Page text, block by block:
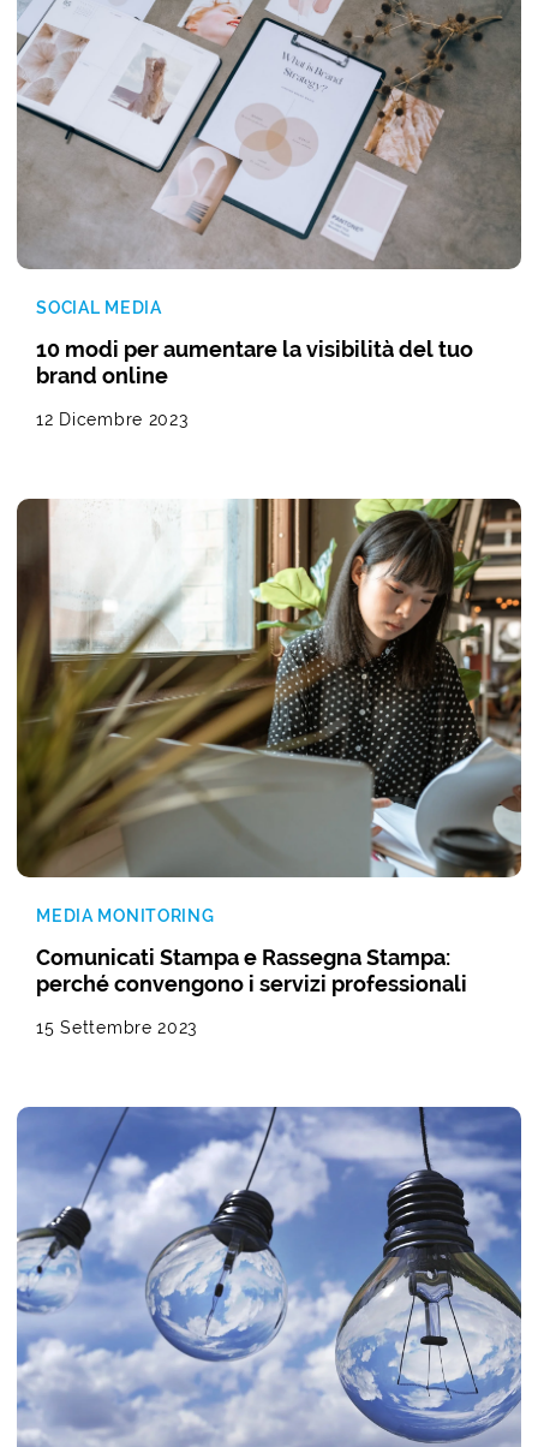
SOCIAL MEDIA
10 modi per aumentare la visibilità del tuo
brand online
12 Dicembre 2023
MEDIA MONITORING
Comunicati Stampa e Rassegna Stampa:
perché convengono i servizi professionali
15 Settembre 2023